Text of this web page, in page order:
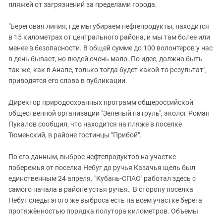
пляжей от загрязнений за пределами города.
"Береговая линия, где мы убираем нефтепродукты, находится
в 15 километрах от центрального района, и мы там более или
менее в безопасности. В общей сумме до 100 волонтеров у нас
в день бывает, но людей очень мало. По идее, должно быть
так же, как в Анапе, только тогда будет какой-то результат", -
приводятся его слова в публикации.
Директор природоохранных программ общероссийской
общественной организации "Зеленый патруль", эколог Роман
Пукалов сообщил, что находится на пляже в поселке
Тюменский, в районе гостинцы "Прибой".
По его данным, выброс нефтепродуктов на участке
побережья от поселка Небуг до ручья Казачья щель был
единственным 24 апреля. "Кубань-СПАС" работал здесь с
самого начала в районе устья ручья. В сторону поселка
Небуг следы этого же выброса есть на всем участке берега
протяжённостью порядка полутора километров. Объемы